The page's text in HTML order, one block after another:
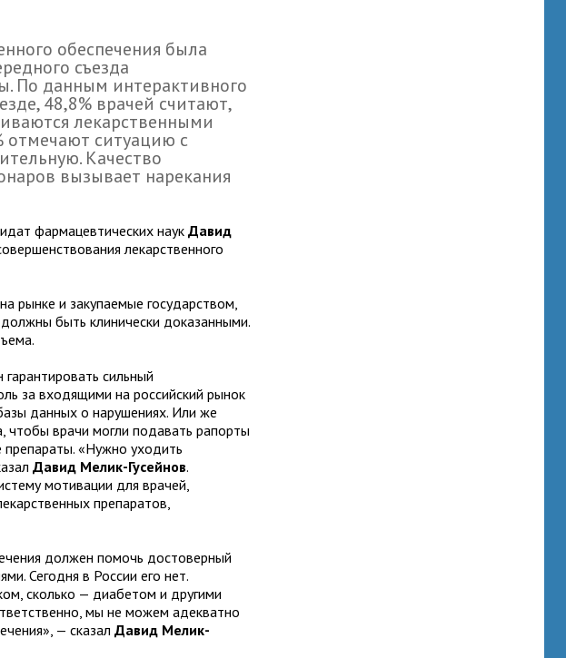
обеспечения была
съезда
По данным интерактивного
48,8% врачей считают,
лекарственными
отмечают ситуацию с
Качество
вызывает нарекания
фармацевтических наукДавид
лекарственного
рынке и закупаемые государством,
быть клинически доказанными.
сильный
за входящими на российский рынок
данных о нарушениях. Или же
врачи могли подавать рапорты
«Нужно уходить
Давид Мелик-Гусейнов.
мотивации для врачей,
препаратов,
должен помочь достоверный
Сегодня в России его нет.
сколько — диабетом и другими
мы не можем адекватно
— сказалДавид Мелик-